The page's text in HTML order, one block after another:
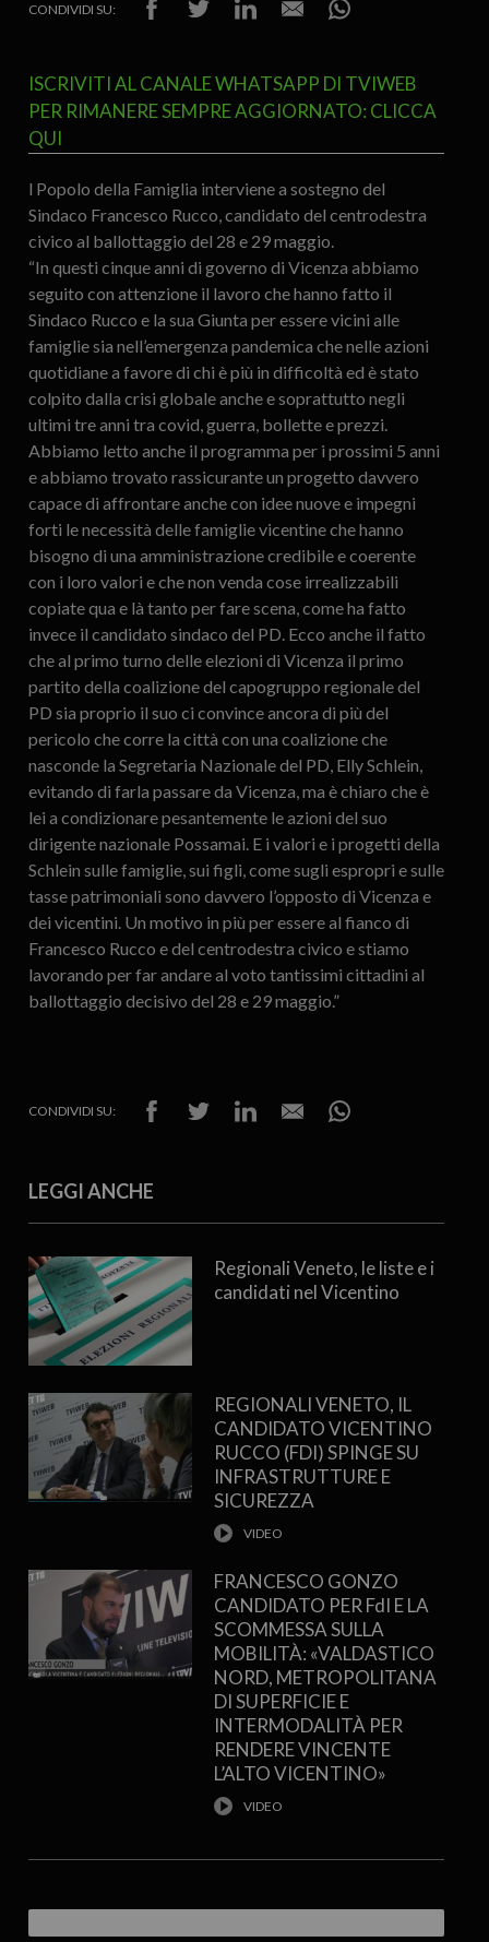
CONDIVIDI SU:
ISCRIVITI AL CANALE WHATSAPP DI TVIWEB
PER RIMANERE SEMPRE AGGIORNATO: CLICCA
QUI
l Popolo della Famiglia interviene a sostegno del
Sindaco Francesco Rucco, candidato del centrodestra
civico al ballottaggio del 28 e 29 maggio.
“In questi cinque anni di governo di Vicenza abbiamo
seguito con attenzione il lavoro che hanno fatto il
Sindaco Rucco e la sua Giunta per essere vicini alle
famiglie sia nell’emergenza pandemica che nelle azioni
quotidiane a favore di chi è più in difficoltà ed è stato
colpito dalla crisi globale anche e soprattutto negli
ultimi tre anni tra covid, guerra, bollette e prezzi.
Abbiamo letto anche il programma per i prossimi 5 anni
e abbiamo trovato rassicurante un progetto davvero
capace di affrontare anche con idee nuove e impegni
forti le necessità delle famiglie vicentine che hanno
bisogno di una amministrazione credibile e coerente
con i loro valori e che non venda cose irrealizzabili
copiate qua e là tanto per fare scena, come ha fatto
invece il candidato sindaco del PD. Ecco anche il fatto
che al primo turno delle elezioni di Vicenza il primo
partito della coalizione del capogruppo regionale del
PD sia proprio il suo ci convince ancora di più del
pericolo che corre la città con una coalizione che
nasconde la Segretaria Nazionale del PD, Elly Schlein,
evitando di farla passare da Vicenza, ma è chiaro che è
lei a condizionare pesantemente le azioni del suo
dirigente nazionale Possamai. E i valori e i progetti della
Schlein sulle famiglie, sui figli, come sugli espropri e sulle
tasse patrimoniali sono davvero l’opposto di Vicenza e
dei vicentini. Un motivo in più per essere al fianco di
Francesco Rucco e del centrodestra civico e stiamo
lavorando per far andare al voto tantissimi cittadini al
ballottaggio decisivo del 28 e 29 maggio.”
CONDIVIDI SU:
LEGGI ANCHE
Regionali Veneto, le liste e i
candidati nel Vicentino
REGIONALI VENETO, IL
CANDIDATO VICENTINO
RUCCO (FDI) SPINGE SU
INFRASTRUTTURE E
SICUREZZA
FRANCESCO GONZO
CANDIDATO PER FdI E LA
SCOMMESSA SULLA
MOBILITÀ: «VALDASTICO
NORD, METROPOLITANA
DI SUPERFICIE E
INTERMODALITÀ PER
RENDERE VINCENTE
L’ALTO VICENTINO»